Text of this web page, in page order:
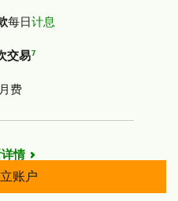
每日 计息
交易7
月费
情
账户